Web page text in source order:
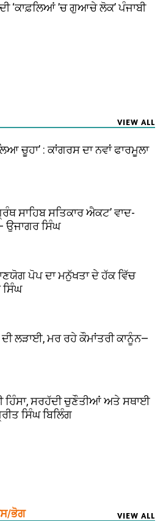
‘ਕਾਫ਼ਲਿਆਂ ’ਚ ਗੁਆਚੇ ਲੋਕ’ ਪੰਜਾਬੀ
VIEW ALL
ਚੂਹਾ’ : ਕਾਂਗਰਸ ਦਾ ਨਵਾਂ ਫਾਰਮੂਲਾ
ਸਾਹਿਬ ਸਤਿਕਾਰ ਐਕਟ’ ਵਾਦ-
— ਉਜਾਗਰ ਸਿੰਘ
ਪੋਪ ਦਾ ਮਨੁੱਖਤਾ ਦੇ ਹੱਕ ਵਿੱਚ
ਸਿੰਘ
ਲੜਾਈ, ਮਰ ਰਹੇ ਕੌਮਾਂਤਰੀ ਕਾਨੂੰਨ—
ਹਿੰਸਾ, ਸਰਹੱਦੀ ਚੁਣੌਤੀਆਂ ਅਤੇ ਸਥਾਈ
ਸਿੰਘ ਬਿਲਿੰਗ
ਭੋਗ VIEW ALL